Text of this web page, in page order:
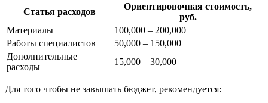
Статья расходов
Ориентировочная стоимость,
руб.
Материалы
100,000 – 200,000
Работы специалистов
50,000 – 150,000
Дополнительные
расходы
15,000 – 30,000
Для того чтобы не завышать бюджет, рекомендуется: